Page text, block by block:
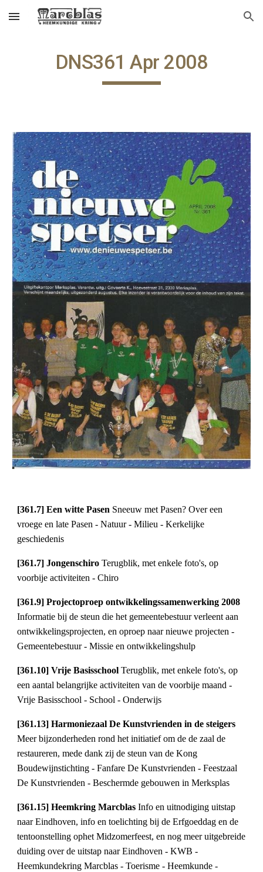
Skip to main content Skip to navigation
DNS361 Apr 2008
[361.7] Een witte Pasen Sneeuw met Pasen? Over een
vroege en late Pasen - Natuur - Milieu - Kerkelijke
geschiedenis
[361.7] Jongenschiro Terugblik, met enkele foto's, op
voorbije activiteiten - Chiro
Informatie bij de steun die het gemeentebestuur verleent aan
ontwikkelingsprojecten, en oproep naar nieuwe projecten -
Gemeentebestuur - Missie en ontwikkelingshulp
[361.10] Vrije Basisschool Terugblik, met enkele foto's, op
een aantal belangrijke activiteiten van de voorbije maand -
Vrije Basisschool - School - Onderwijs
Meer bijzonderheden rond het initiatief om de de zaal de
restaureren, mede dank zij de steun van de Kong
Boudewijnstichting - Fanfare De Kunstvrienden - Feestzaal
De Kunstvrienden - Beschermde gebouwen in Merksplas
[361.15] Heemkring Marcblas Info en uitnodiging uitstap
naar Eindhoven, info en toelichting bij de Erfgoeddag en de
tentoonstelling ophet Midzomerfeest, en nog meer uitgebreide
duiding over de uitstap naar Eindhoven - KWB -
Heemkundekring Marcblas - Toerisme - Heemkunde -